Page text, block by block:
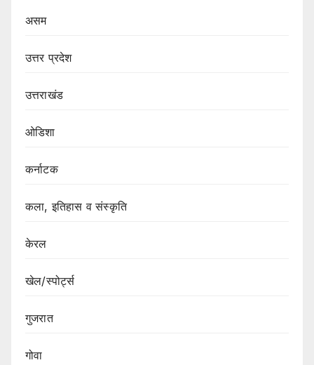
असम
उत्तर प्रदेश
उत्तराखंड
ओडिशा
कर्नाटक
कला, इतिहास व संस्कृति
केरल
खेल/स्पोर्ट्स
गुजरात
गोवा